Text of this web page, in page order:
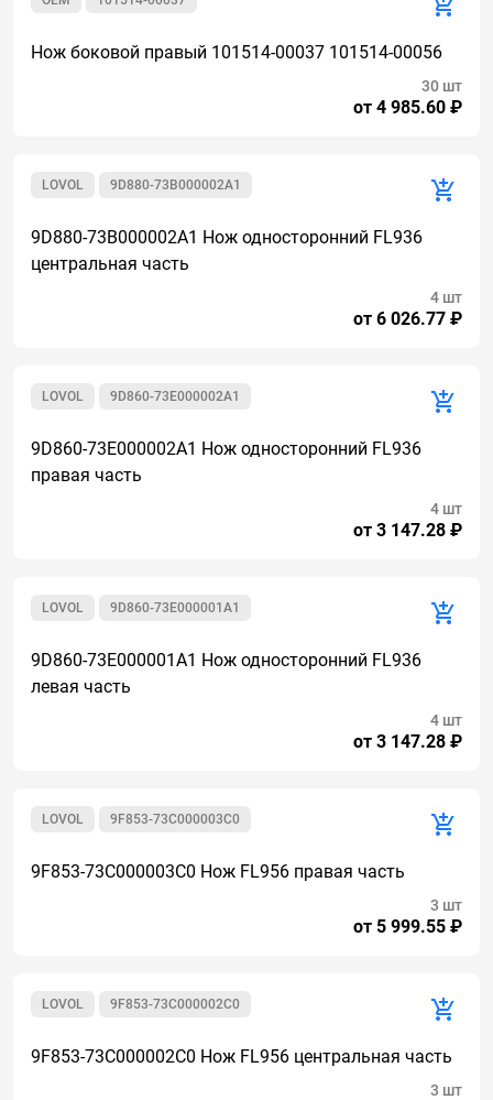
Нож боковой правый 101514-00037 101514-00056
от 4 985.60 ₽
30 шт
9D880-73B000002A1
LOVOL
9D880-73B000002A1 Нож односторонний FL936
центральная часть
от 6 026.77 ₽
4 шт
9D860-73E000002A1
LOVOL
9D860-73E000002A1 Нож односторонний FL936
правая часть
от 3 147.28 ₽
4 шт
9D860-73E000001A1
LOVOL
9D860-73E000001A1 Нож односторонний FL936
левая часть
от 3 147.28 ₽
4 шт
9F853-73C000003C0
LOVOL
9F853-73C000003C0 Нож FL956 правая часть
от 5 999.55 ₽
3 шт
9F853-73C000002C0
LOVOL
9F853-73C000002C0 Нож FL956 центральная часть
3 шт